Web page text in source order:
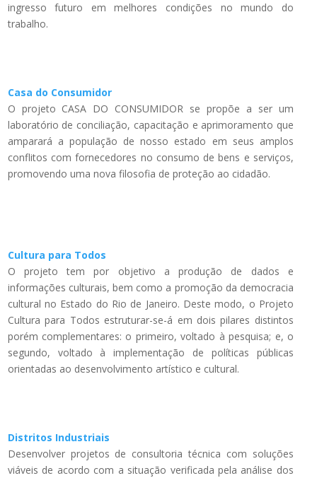
ingresso futuro em melhores condições no mundo do
trabalho.
Casa do Consumidor
O projeto CASA DO CONSUMIDOR se propõe a ser um
laboratório de conciliação, capacitação e aprimoramento que
amparará a população de nosso estado em seus amplos
conflitos com fornecedores no consumo de bens e serviços,
promovendo uma nova filosofia de proteção ao cidadão.
Cultura para Todos
O projeto tem por objetivo a produção de dados e
informações culturais, bem como a promoção da democracia
cultural no Estado do Rio de Janeiro. Deste modo, o Projeto
Cultura para Todos estruturar-se-á em dois pilares distintos
porém complementares: o primeiro, voltado à pesquisa; e, o
segundo, voltado à implementação de políticas públicas
orientadas ao desenvolvimento artístico e cultural.
Distritos Industriais
Desenvolver projetos de consultoria técnica com soluções
viáveis de acordo com a situação verificada pela análise dos